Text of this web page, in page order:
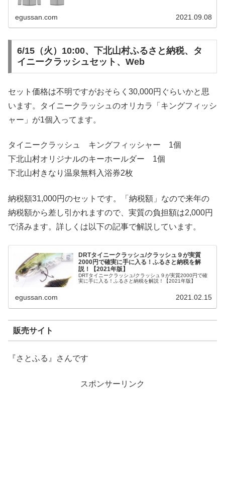
egussan.com 2021.09.08
6/15（火）10:00、下北山村ふるさと納税、タ
イニークラッシュセット、Web
セット価格は不明ですがおそらく30,000円ぐらいかと思
います。タイニークラッシュのオリカラ「キングフィッシ
ャー」が1個入ってます。
タイニークラッシュ キングフィッシャー 1個
下北山村オリジナルのキーホールダー 1個
下北山村きなり温泉無料入浴券2枚
納税額31,000円のセットです。「納税額」なので来年の
納税額から差し引かれますので、実質の負担額は2,000円
で済みます。詳しくは以下の記事で解説しています。
DRTタイニークラッシュ/クラッシュ９が実質
2000円で確実に手に入る！ふるさと納税を解
説！【2021年版】
DRTタイニークラッシュ/クラッシュ９が実質2000円で確
実に手に入る！ふるさと納税を解説！【2021年版】
egussan.com 2021.02.15
販売サイト
『さとふる』さんです
スポンサーリンク